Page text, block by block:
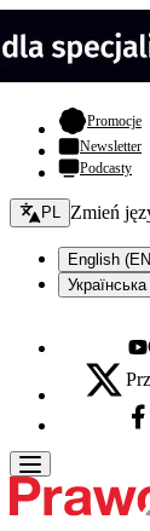
Promocje-
Newsletter
Podcasty
Zmień język -
PL Zmień
English
X -